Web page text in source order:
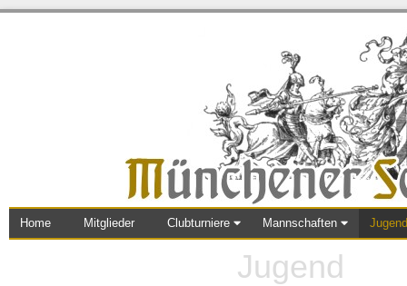
Home Mitglieder Clubturniere Mannschaften Jugend
Jugend